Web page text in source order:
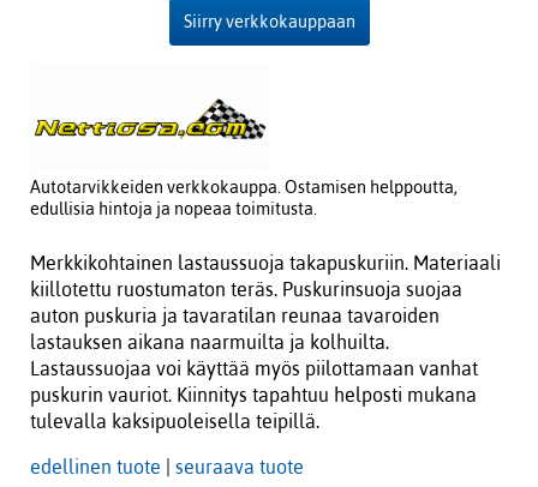
Siirry verkkokauppaan
Autotarvikkeiden verkkokauppa. Ostamisen helppoutta,
edullisia hintoja ja nopeaa toimitusta.
Merkkikohtainen lastaussuoja takapuskuriin. Materiaali
kiillotettu ruostumaton teräs. Puskurinsuoja suojaa
auton puskuria ja tavaratilan reunaa tavaroiden
lastauksen aikana naarmuilta ja kolhuilta.
Lastaussuojaa voi käyttää myös piilottamaan vanhat
puskurin vauriot. Kiinnitys tapahtuu helposti mukana
tulevalla kaksipuoleisella teipillä.
edellinen tuote seuraava tuote